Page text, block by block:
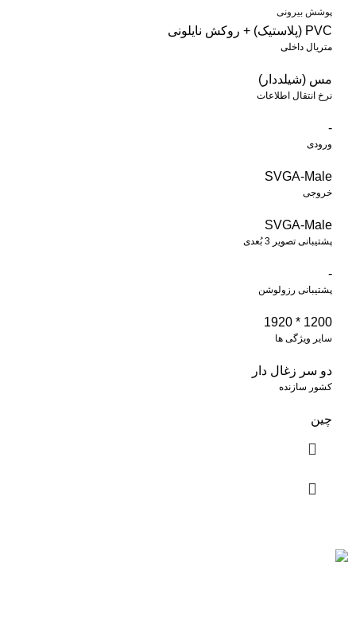
پوشش بیرونی
PVC (پلاستیک) + روکش نایلونی
متریال داخلی
مس (شیلددار)
نرخ انتقال اطلاعات
-
ورودی
SVGA-Male
خروجی
SVGA-Male
پشتیبانی تصویر 3 بُعدی
-
پشتیبانی رزولوشن
1200 * 1920
سایر ویژگی ها
دو سر زغال دار
کشور سازنده
چین